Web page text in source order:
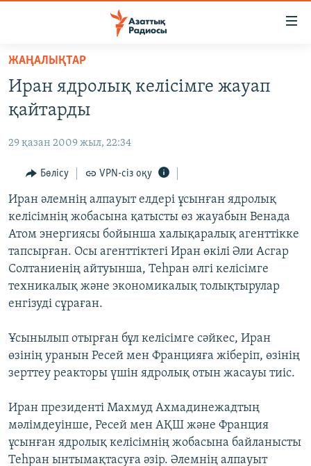
Skip
main
content
to
Navigation
Skip
to
Search
САЯСАТ
AZATTYQTV
ҚАҢТАР ОҚИҒАСЫ
АДАМ ҚҰҚЫҚТАРЫ
ӘЛЕУМЕТ
ӘЛЕМ
АРНАЙЫ ЖОБАЛАР
Русский
ЖАҢАЛЫҚТАР
Иран ядролық келісімге жауап
қайтарды
29 қазан 2009 жыл, 22:34
Бөлісу VPN-сіз оқу
Иран әлемнің алпауыт елдері ұсынған ядролық
келісімнің жобасына қатысты өз жауабын Венада
Атом энергиясы бойынша халықаралық агенттікке
тапсырған. Осы агенттіктегі Иран өкілі Әли Асгар
Солтаниенің айтуынша, Теһран әлгі келісімге
техникалық және экономикалық толықтырулар
енгізуді сұраған.
Ұсынылып отырған бұл келісімге сәйкес, Иран
өзінің уранын Ресей мен Францияға жіберіп, өзінің
зерттеу реакторы үшін ядролық отын жасауы тиіс.
Иран президенті Махмуд Ахмадинежадтың
мәлімдеуінше, Ресей мен АҚШ және Франция
ұсынған ядролық келісімнің жобасына байланысты
Теһран ынтымақтасуға әзір. Әлемнің алпауыт